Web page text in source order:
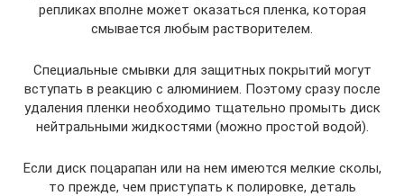
репликах вполне может оказаться пленка, которая
смывается любым растворителем.
Специальные смывки для защитных покрытий могут
вступать в реакцию с алюминием. Поэтому сразу после
удаления пленки необходимо тщательно промыть диск
нейтральными жидкостями (можно простой водой).
Если диск поцарапан или на нем имеются мелкие сколы,
то прежде, чем приступать к полировке, деталь